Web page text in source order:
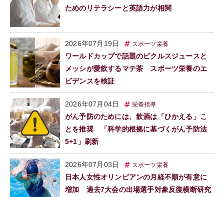
ためのリテラシーと英語力が相関
2026年07月19日 スポーツ栄養
ワールドカップで話題のピクルスジュースと
メッシが愛飲するマテ茶 スポーツ栄養のエ
ビデンスを検証
2026年07月04日 栄養指導
がん予防のためには、飲酒は「ひかえる」こ
とを推奨 「科学的根拠に基づくがん予防法
5+1」刷新
2026年07月03日 スポーツ栄養
日本人女性オリンピアンの月経不順が有意に
増加 過去7大会の出場選手対象反復横断研究